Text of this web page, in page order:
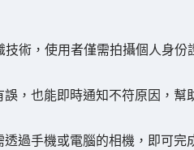
術，使用者僅需拍攝個人身份
，也能即時通知不符原因，幫